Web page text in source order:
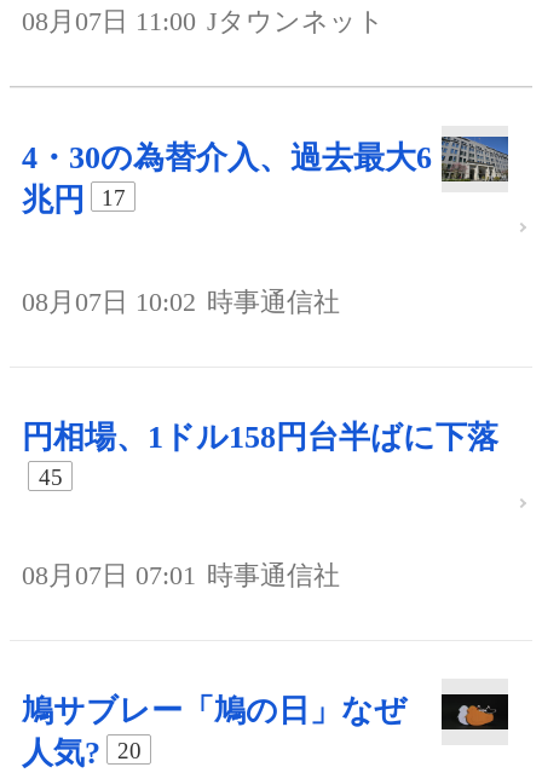
08月07日 11:00 Jタウンネット
4・30の為替介入、過去最大6
兆円
17
08月07日 10:02 時事通信社
円相場、1ドル158円台半ばに下落
45
08月07日 07:01 時事通信社
鳩サブレー「鳩の日」なぜ
人気?
20